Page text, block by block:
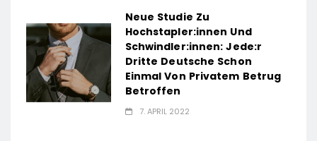
Neue Studie Zu
Hochstapler:innen Und
Schwindler:innen: Jede:r
Dritte Deutsche Schon
Einmal Von Privatem Betrug
Betroffen
7. APRIL 2022